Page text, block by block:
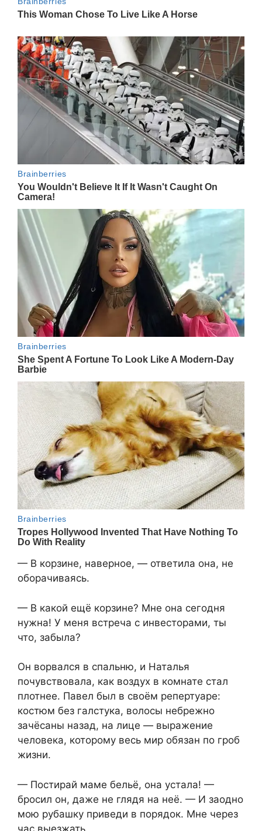
— В корзине, наверное, — ответила она, не
оборачиваясь.
— В какой ещё корзине? Мне она сегодня
нужна! У меня встреча с инвесторами, ты
что, забыла?
Он ворвался в спальню, и Наталья
почувствовала, как воздух в комнате стал
плотнее. Павел был в своём репертуаре:
костюм без галстука, волосы небрежно
зачёсаны назад, на лице — выражение
человека, которому весь мир обязан по гроб
жизни.
— Постирай маме бельё, она устала! —
бросил он, даже не глядя на неё. — И заодно
мою рубашку приведи в порядок. Мне через
час выезжать.